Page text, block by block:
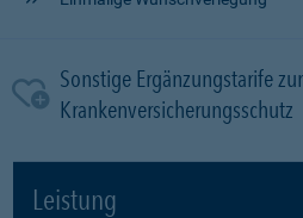
Sonstige Ergänzungstarife
Krankenversicherungsschutz
Leistung